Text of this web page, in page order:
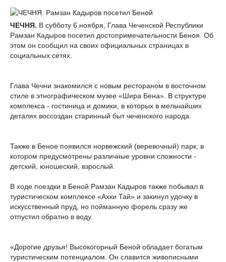
ЧЕЧНЯ. В субботу 6 ноября, Глава Чеченской Республики
Рамзан Кадыров посетил достопримечательности Беноя. Об
этом он сообщил на своих официальных страницах в
социальных сетях.
Глава Чечни знакомился с новым рестораном в восточном
стиле в этнографическом музее «Шира Бена». В структуре
комплекса - гостиница и домики, в которых в мельчайших
деталях воссоздан старинный быт чеченского народа.
Также в Беное появился норвежский (веревочный) парк, в
котором предусмотрены различные уровни сложности -
детский, юношеский, взрослый.
В ходе поездки в Беной Рамзан Кадыров также побывал в
туристическом комплексе «Ахки Тай» и закинул удочку в
искусственный пруд, но пойманную форель сразу же
отпустил обратно в воду.
«Дорогие друзья! Высокогорный Беной обладает богатым
туристическим потенциалом. Он славится живописными